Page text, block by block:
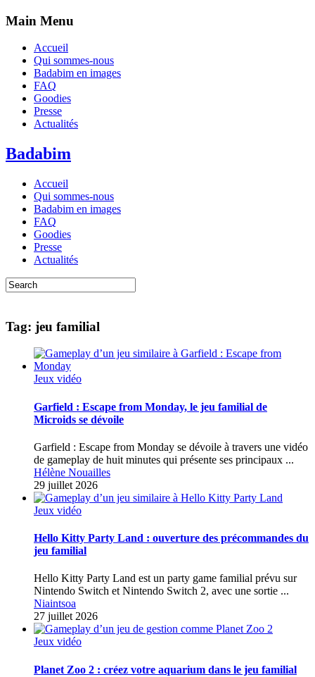
Main Menu
Accueil
Qui sommes-nous
Badabim en images
FAQ
Goodies
Presse
Actualités
Badabim
Accueil
Qui sommes-nous
Badabim en images
FAQ
Goodies
Presse
Actualités
Tag: jeu familial
Jeux vidéo
Garfield : Escape from Monday, le jeu familial de
Microids se dévoile
Garfield : Escape from Monday se dévoile à travers une vidéo
de gameplay de huit minutes qui présente ses principaux ...
Hélène Nouailles
29 juillet 2026
Jeux vidéo
Hello Kitty Party Land : ouverture des précommandes du
jeu familial
Hello Kitty Party Land est un party game familial prévu sur
Nintendo Switch et Nintendo Switch 2, avec une sortie ...
Niaintsoa
27 juillet 2026
Jeux vidéo
Planet Zoo 2 : créez votre aquarium dans le jeu familial